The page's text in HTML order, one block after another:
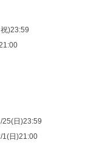
)23:59
25(日)23:59
1(日)21:00